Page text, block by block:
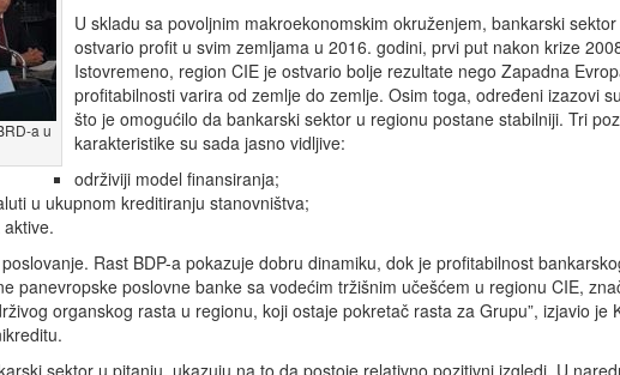
a u
U skladu sa povoljnim makroekonomskim okruženjem, bankarski
ostvario profit u svim zemljama u 2016. godini, prvi put nakon krize
Istovremeno, region CIE je ostvario bolje rezultate nego Zapadna
profitabilnosti varira od zemlje do zemlje. Osim toga, određeni izazovi
što je omogućilo da bankarski sektor u regionu postane stabilniji. Tri
karakteristike su sada jasno vidljive:
održiviji model finansiranja;
u ukupnom kreditiranju stanovništva;
Rast BDP-a pokazuje dobru dinamiku, dok je profitabilnost
panevropske poslovne banke sa vodećim tržišnim učešćem u regionu CIE,
organskog rasta u regionu, koji ostaje pokretač rasta za Grupu”, izjavio je
sektor u pitanju, ukazuju na to da postoje relativno pozitivni izgledi. U